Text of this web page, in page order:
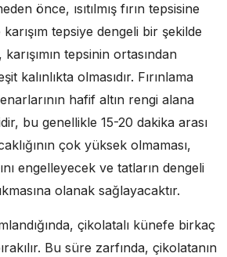
önce, ısıtılmış fırın tepsisine
tepsiye dengeli bir şekilde
tepsinin ortasından
kalınlıkta olmasıdır. Fırınlama
hafif altın rengi alana
bu genellikle 15-20 dakika arası
çok yüksek olmaması,
engelleyecek ve tatların dengeli
olanak sağlayacaktır.
çikolatalı künefe birkaç
Bu süre zarfında, çikolatanın